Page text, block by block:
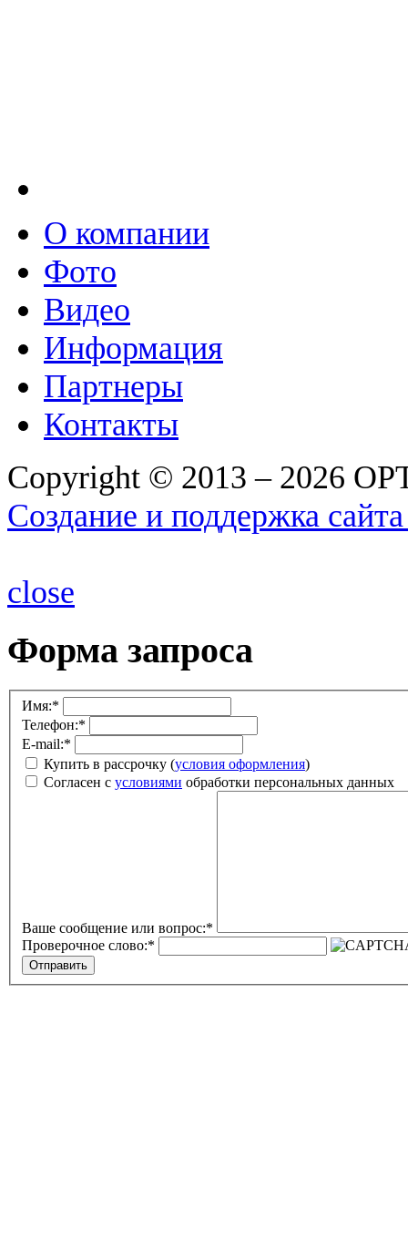
О компании
Фото
Видео
Информация
Партнеры
Контакты
Copyright © 2013 – 2026
Создание и поддержка сайта
close
Форма запроса
Имя:*
Телефон:*
E-mail:*
Купить в рассрочку (условия оформления)
Согласен с условиями обработки персональных данных
Ваше сообщение или вопрос:*
Проверочное слово:*